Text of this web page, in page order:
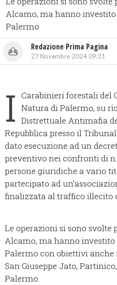
Alcamo, ma hanno
Palermo
Redazione Prima Pagina
27 Novembre 2024 09:31
I Carabinieri forestali del
Natura di Palermo, su
Distrettuale Antimafia
Repubblica presso il
dato esecuzione ad un
preventivo nei confronti di n.
persone giuridiche a vario
partecipato ad
finalizzata al traffico illecito
Le operazioni si sono svolte
Alcamo, ma hanno
Palermo con obiettivi anche
San Giuseppe Jato,
Palermo.